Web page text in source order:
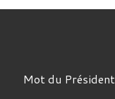
Mot du Président